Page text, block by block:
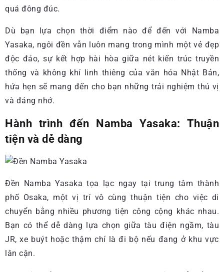
quá đông đúc.
Dù bạn lựa chọn thời điểm nào để đến với Namba
Yasaka, ngôi đền vẫn luôn mang trong mình một vẻ đẹp
độc đáo, sự kết hợp hài hòa giữa nét kiến trúc truyền
thống và không khí linh thiêng của văn hóa Nhật Bản,
hứa hẹn sẽ mang đến cho bạn những trải nghiệm thú vị
và đáng nhớ.
Hành trình đến Namba Yasaka: Thuận
tiện và dễ dàng
Đền Namba Yasaka tọa lạc ngay tại trung tâm thành
phố Osaka, một vị trí vô cùng thuận tiện cho việc di
chuyển bằng nhiều phương tiện công cộng khác nhau.
Bạn có thể dễ dàng lựa chọn giữa tàu điện ngầm, tàu
JR, xe buýt hoặc thậm chí là đi bộ nếu đang ở khu vực
lân cận.